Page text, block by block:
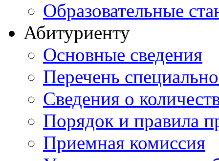
Образовательные
Абитуриенту
Основные сведения
Перечень
Cведения о
Порядок и правила
Приемная комиссия